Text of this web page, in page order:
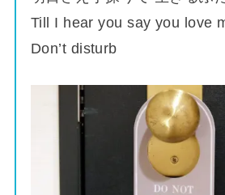
Till I hear you say you love
Don’t disturb